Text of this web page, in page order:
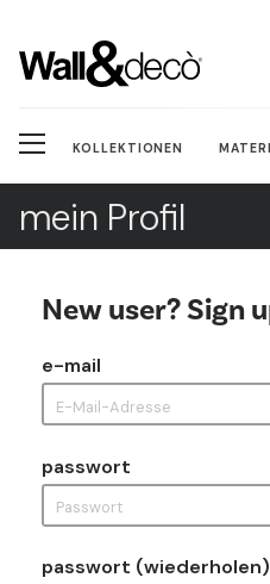
KOLLEKTIONEN
mein Profil
New user? Sign
e-mail
passwort
passwort (wiederholen)